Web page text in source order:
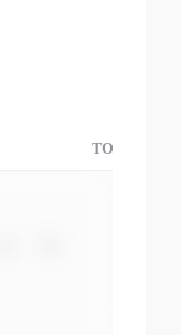
TOP3交易国